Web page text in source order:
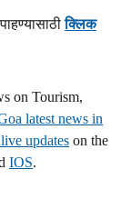
क्लिक
on Tourism,
latest news in
updates on the
IOS.